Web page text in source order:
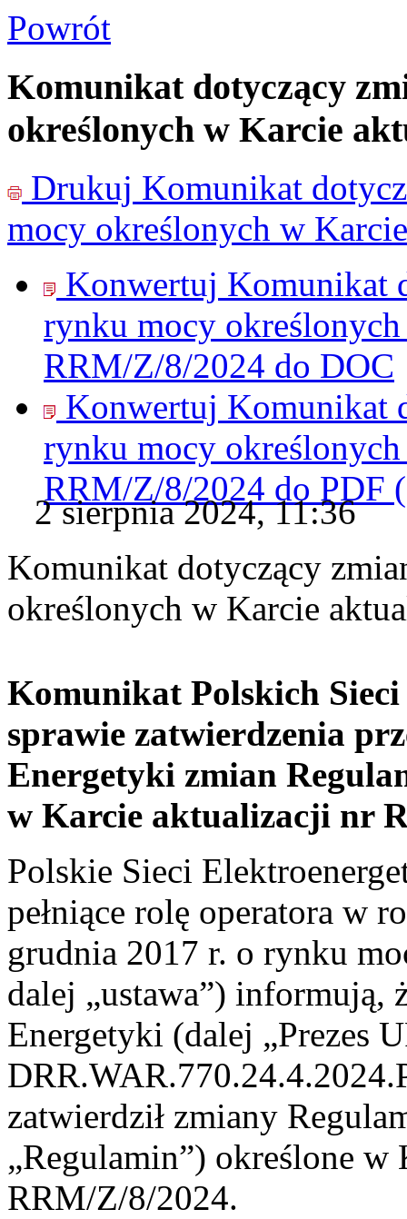
Powrót
Komunikat dotyczący
określonych w Karcie
Drukuj Komunikat
mocy określonych w
Konwertuj Komunikat
rynku mocy
RRM/Z/8/2024 do DOC
Konwertuj Komunikat
rynku mocy
RRM/Z/8/2024 do PDF
2 sierpnia 2024, 11:36
Komunikat dotyczący
określonych w Karcie
Komunikat Polskich
sprawie zatwierdzenia
Energetyki zmian
w Karcie aktualizacji nr
Polskie Sieci
pełniące rolę operatora w
grudnia 2017 r. o rynku
dalej „ustawa”) informują,
Energetyki (dalej „Prezes
zatwierdził zmiany
„Regulamin”) określone
RRM/Z/8/2024.